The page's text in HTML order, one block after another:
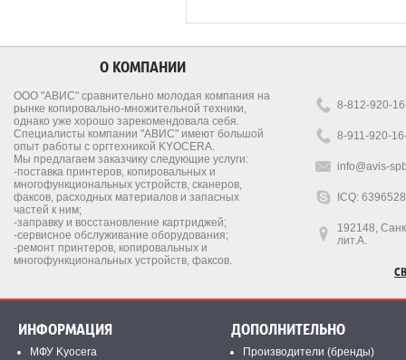
О КОМПАНИИ
ООО "АВИС" сравнительно молодая компания на
рынке копировально-множительной техники,
однако уже хорошо зарекомендовала себя.
Специалисты компании "АВИС" имеют большой
опыт работы с оргтехникой KYOCERA.
Мы предлагаем заказчику следующие услуги:
-поставка принтеров, копировальных и
многофункциональных устройств, сканеров,
факсов, расходных материалов и запасных
частей к ним;
-заправку и восстановление картриджей;
-сервисное обслуживание оборудования;
-ремонт принтеров, копировальных и
многофункциональных устройств, факсов.
8-812-920-
8-911-920-
info@avis-
ICQ:
192148,
лит.А.
ИНФОРМАЦИЯ
МФУ Kyocera
ДОПОЛНИТЕЛЬНО
Производители (бренды)